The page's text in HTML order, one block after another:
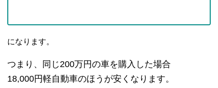
になります。
つまり、同じ200万円の車を購入した場合
18,000円軽自動車のほうが安くなります。